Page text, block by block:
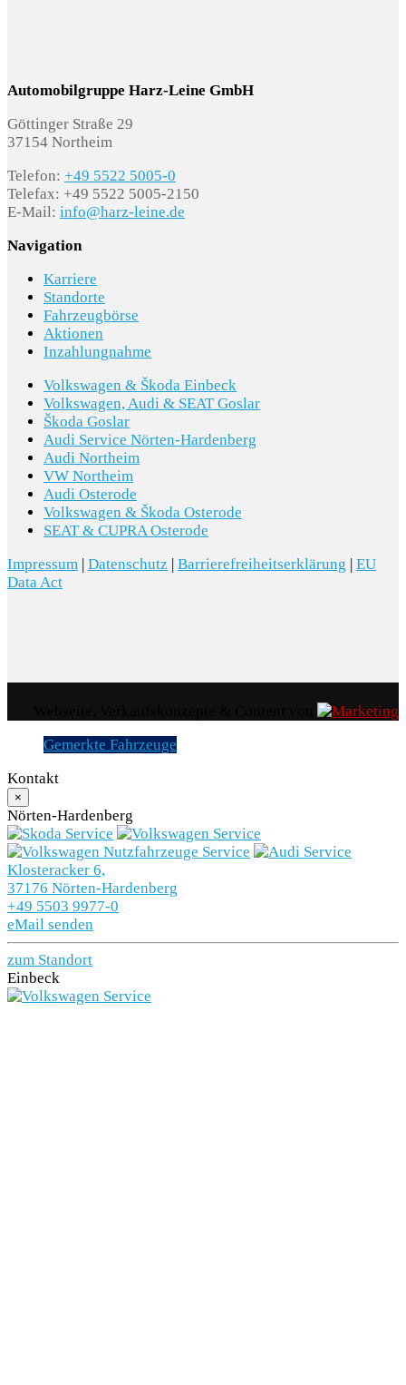
4KC Scheiben seitlich und hinten in
Wärmeschutzverglasung
6FA Außenspiegelgehäuse in Wagenfarbe
6H0 Dach in Wagenfarbe
2K5 Stoßfänger advanced
4GF Wärmeschutzverglasung Frontscheibe
6TS Außenspiegel rechts asphärisch
SONSTIGE AUSSTATTUNGEN
0F3 Kraftstoffsystem Diesel
0M1 Kraftstoffbehälter mit erhöhtem
Verkehrszeichenerkennung
Zwischenverkauf und Irrtümer vorbehalten.
Fahrzeugbeschreibung dient lediglich der
allgemeinen Identifizierung des Fahrzeuges und stellt
keine Gewährleistung im kaufrechtlichen Sinne dar.
Den genauen Ausstattungsumfang erhalten Sie von
unserem Verkaufspersonal. Bitte kontaktieren Sie
uns.
Automobilgruppe Harz-Leine GmbH
Göttinger Straße 29
37154 Northeim
Telefon: +49 5522 5005-0
Telefax: +49 5522 5005-2150
E-Mail: info@harz-leine.de
Navigation
Karriere
Standorte
Fahrzeugbörse
Aktionen
Inzahlungnahme
Volkswagen & Škoda Einbeck
Volkswagen, Audi & SEAT Goslar
Škoda Goslar
Audi Service Nörten-Hardenberg
Audi Northeim
VW Northeim
Audi Osterode
Volkswagen & Škoda Osterode
SEAT & CUPRA Osterode
Impressum Datenschutz Barrierefreiheitserklärung
EU
Data Act
Gemerkte Fahrzeuge
Kontakt
×
Nörten-Hardenberg
Klosteracker 6,
37176 Nörten-Hardenberg
+49 5503 9977-0
eMail senden
zum Standort
Einbeck